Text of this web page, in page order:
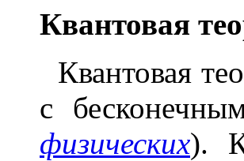
Квантовая тео
Квантовая
с
физических).